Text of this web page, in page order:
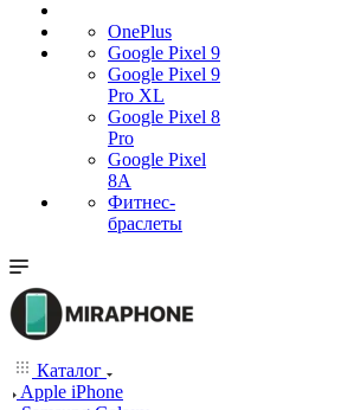
OnePlus
Google Pixel 9
Google Pixel 9
Pro XL
Google Pixel 8
Pro
Google Pixel
8A
Фитнес-
браслеты
Каталог
Apple iPhone